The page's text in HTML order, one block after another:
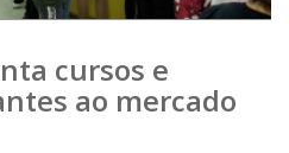
cursos e
ao mercado